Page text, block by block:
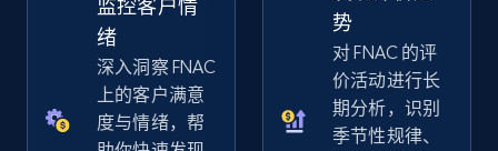
URL, Title, Available, Description, Currency, Initial
price, Final price, Discount percent, and more.
5.4K+ 668+ 立即开始
监控客户情
绪
深入洞察 FNAC
上的客户满意
度与情绪，帮
势
对 FNAC 的评
价活动进行长
期分析，识别
季节性规律、